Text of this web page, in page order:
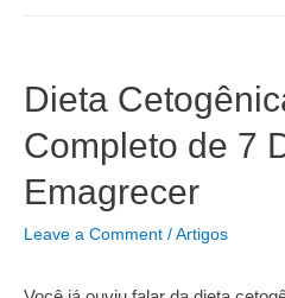
e
Dieta
Completo de 7
Emagrecer
Leave a Comment /Artigos